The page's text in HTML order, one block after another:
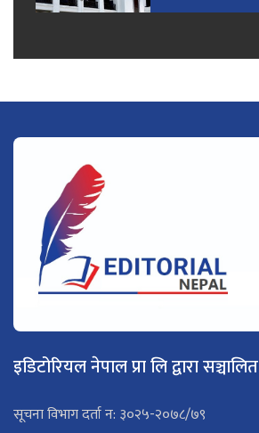
इडिटोरियल नेपाल प्रा लि द्वारा सञ्चालित
सूचना विभाग दर्ता न: ३०२५-२०७८/७९